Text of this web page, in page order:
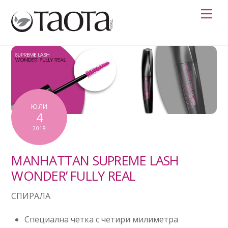
content
ЮЛИ
4
2018
MANHATTAN SUPREME LASH
WONDER’ FULLY REAL
СПИРАЛА
Специална четка с четири милиметра